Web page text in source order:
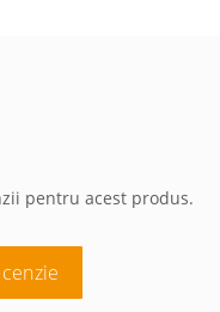
pentru acest produs.